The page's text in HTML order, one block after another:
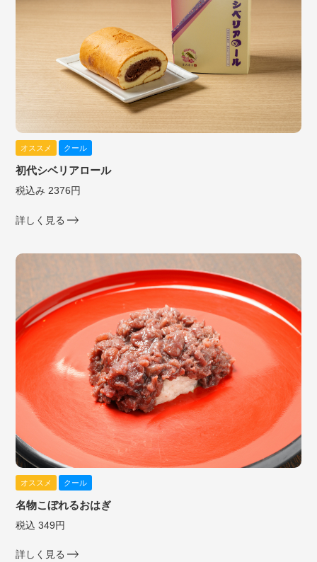
オススメ クール
初代シベリアロール
税込み 2376円
詳しく見る
オススメ クール
名物こぼれるおはぎ
税込 349円
詳しく見る